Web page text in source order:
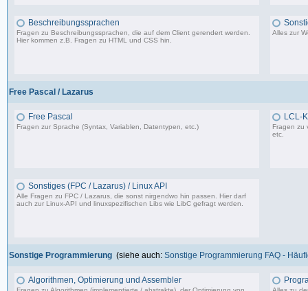
Beschreibungssprachen
Fragen zu Beschreibungssprachen, die auf dem Client gerendert werden.
Hier kommen z.B. Fragen zu HTML und CSS hin.
Alles zur
Free Pascal / Lazarus
Free Pascal
Fragen zur Sprache (Syntax, Variablen, Datentypen, etc.)
LCL-
Fragen zu
etc.
Sonstiges (FPC / Lazarus) / Linux API
Alle Fragen zu FPC / Lazarus, die sonst nirgendwo hin passen. Hier darf
auch zur Linux-API und linuxspezifischen Libs wie LibC gefragt werden.
Sonstige Programmierung (siehe auch: Sonstige Programmierung FAQ -
Algorithmen, Optimierung und Assembler